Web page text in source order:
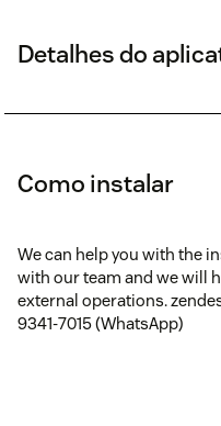
Detalhes do
Como instalar
We can help you with the
with our team and we will
external operations.
9341-7015 (WhatsApp)